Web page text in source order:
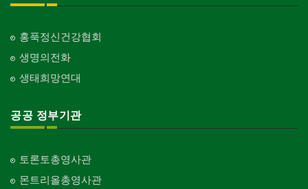
홍푹정신건강협회
생명의전화
생태희망연대
공공 정부기관
토론토총영사관
몬트리올총영사관